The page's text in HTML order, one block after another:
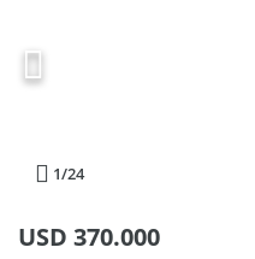
1/24
USD 370.000